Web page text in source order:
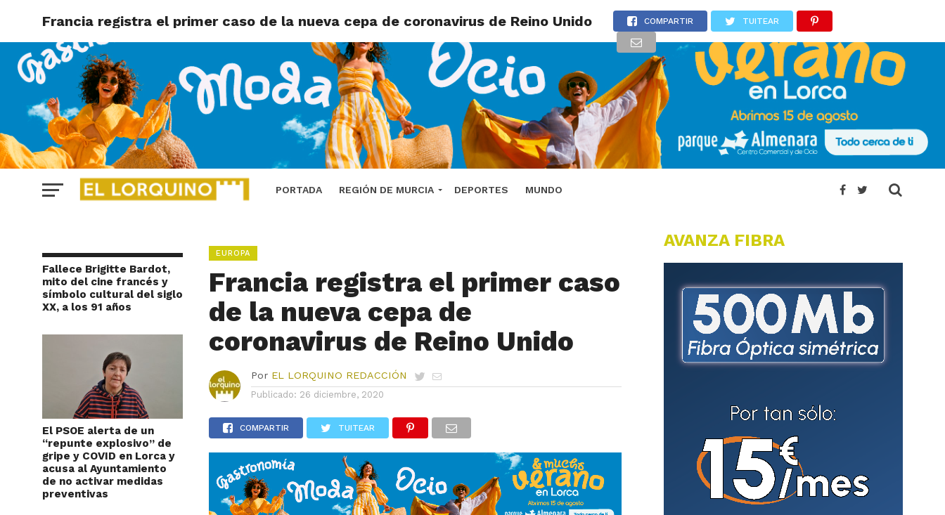
PORTADA REGIÓN DE MURCIA DEPORTES MUNDO
Francia registra el primer caso de la nueva cepa de coronavirus de Reino Unido COMPARTIR TUITEAR
Fallece Brigitte Bardot,
mito del cine francés y
símbolo cultural del siglo
XX, a los 91 años
El PSOE alerta de un
“repunte explosivo” de
gripe y COVID en Lorca y
acusa al Ayuntamiento
de no activar medidas
preventivas
EUROPA
Francia registra el primer caso
de la nueva cepa de
coronavirus de Reino Unido
Por EL LORQUINO REDACCIÓN
Publicado: 26 diciembre, 2020
COMPARTIR TUITEAR
AVANZA FIBRA